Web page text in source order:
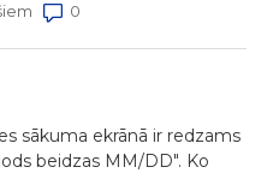
sākuma ekrānā ir redzams
beidzas MM/DD". Ko